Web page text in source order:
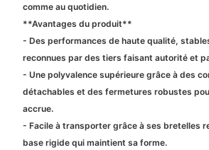
comme au quotidien.
**Avantages du produit**
- Des performances de haute qualité,
reconnues par des tiers faisant autorité et
- Une polyvalence supérieure grâce à des
détachables et des fermetures robustes
accrue.
- Facile à transporter grâce à ses bretelles
base rigide qui maintient sa forme.